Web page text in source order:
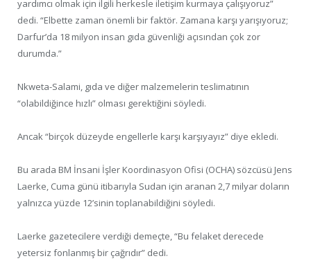
yardımcı olmak için ilgili herkesle iletişim kurmaya çalışıyoruz”
dedi. “Elbette zaman önemli bir faktör. Zamana karşı yarışıyoruz;
Darfur’da 18 milyon insan gıda güvenliği açısından çok zor
durumda.”
Nkweta-Salami, gıda ve diğer malzemelerin teslimatının
“olabildiğince hızlı” olması gerektiğini söyledi.
Ancak “birçok düzeyde engellerle karşı karşıyayız” diye ekledi.
Bu arada BM İnsani İşler Koordinasyon Ofisi (OCHA) sözcüsü Jens
Laerke, Cuma günü itibarıyla Sudan için aranan 2,7 milyar doların
yalnızca yüzde 12’sinin toplanabildiğini söyledi.
Laerke gazetecilere verdiği demeçte, “Bu felaket derecede
yetersiz fonlanmış bir çağrıdır” dedi.